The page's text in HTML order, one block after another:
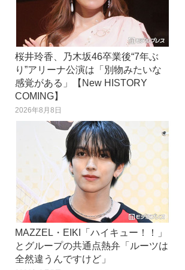
桜井玲香、乃木坂46卒業後“7年ぶ
り”アリーナ公演は「別物みたいな
感覚がある」【New HISTORY
COMING】
2026年8月8日
MAZZEL・EIKI「ハイキュー！！」
とグループの共通点熱弁「ルーツは
全然違うんですけど」